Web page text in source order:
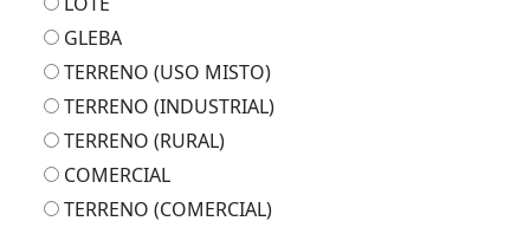
GLEBA
TERRENO (USO MISTO)
TERRENO (INDUSTRIAL)
TERRENO (RURAL)
COMERCIAL
TERRENO (COMERCIAL)